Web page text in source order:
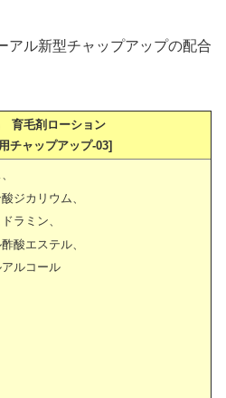
アル新型チャップアップの配合
育毛剤ローション
チャップアップ-03]
ジカリウム、
ラミン、
酸エステル、
ルコール